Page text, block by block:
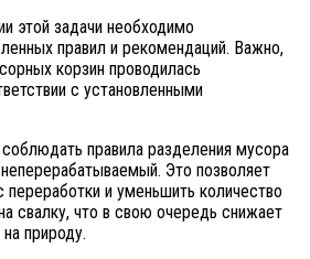
этой задачи необходимо
правил и рекомендаций. Важно,
корзин проводилась
с установленными
правила разделения мусора
Это позволяет
переработки и уменьшить количество
свалку, что в свою очередь снижает
природу.